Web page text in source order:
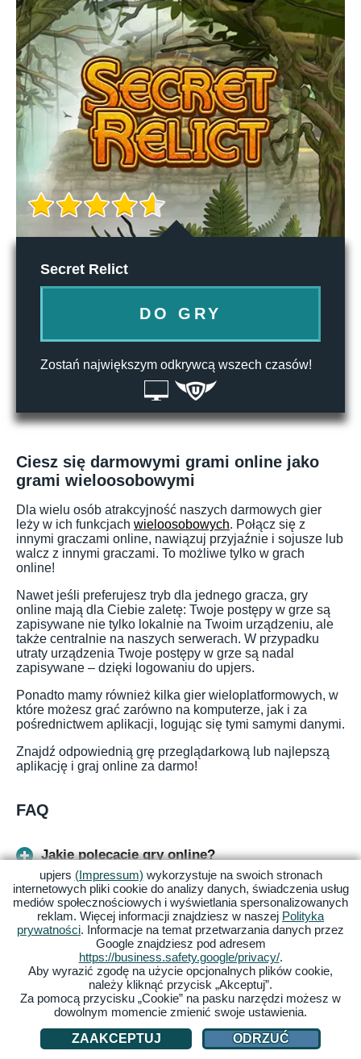
Secret Relict
DO GRY
Zostań największym odkrywcą wszech czasów!
Ciesz się darmowymi grami online jako
grami wieloosobowymi
Dla wielu osób atrakcyjność naszych darmowych gier
leży w ich funkcjach wieloosobowych. Połącz się z
innymi graczami online, nawiązuj przyjaźnie i sojusze lub
walcz z innymi graczami. To możliwe tylko w grach
online!
Nawet jeśli preferujesz tryb dla jednego gracza, gry
online mają dla Ciebie zaletę: Twoje postępy w grze są
zapisywane nie tylko lokalnie na Twoim urządzeniu, ale
także centralnie na naszych serwerach. W przypadku
utraty urządzenia Twoje postępy w grze są nadal
zapisywane – dzięki logowaniu do upjers.
Ponadto mamy również kilka gier wieloplatformowych, w
które możesz grać zarówno na komputerze, jak i za
pośrednictwem aplikacji, logując się tymi samymi danymi.
Znajdź odpowiednią grę przeglądarkową lub najlepszą
aplikację i graj online za darmo!
FAQ
Jakie polecacie gry online?
Jakie są fajne gry bezpłatne?
W jakie gry można grać razem online?
Z jakich stron pobierać gry za darmo?
Jakie fajne gry za darmo na PC?
upjers (Impressum) wykorzystuje na swoich stronach
internetowych pliki cookie do analizy danych, świadczenia usług
mediów społecznościowych i wyświetlania spersonalizowanych
reklam. Więcej informacji znajdziesz w naszej Polityka
prywatności. Informacje na temat przetwarzania danych przez
Google znajdziesz pod adresem
https://business.safety.google/privacy/.
Aby wyrazić zgodę na użycie opcjonalnych plików cookie,
należy kliknąć przycisk „Akceptuj”.
Za pomocą przycisku „Cookie” na pasku narzędzi możesz w
dowolnym momencie zmienić swoje ustawienia.
ZAAKCEPTUJ
ODRZUĆ